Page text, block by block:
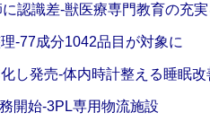
認識差‐獣医療専門教育の充
‐77成分1042品目が対象に
し発売‐体内時計整える睡眠改
開始‐3PL専用物流施設